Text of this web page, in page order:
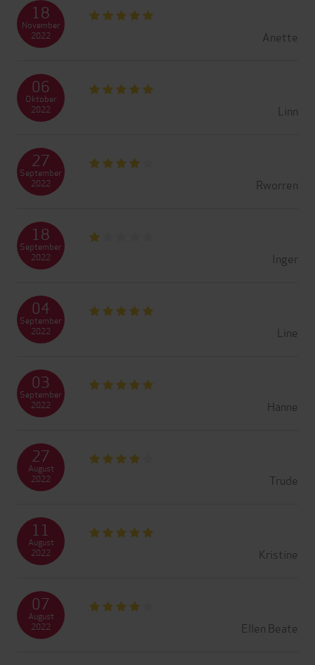
Anette
18
November
2022
Linn
06
Oktober
2022
Rworren
27
September
2022
Inger
18
September
2022
Line
04
September
2022
Hanne
03
September
2022
Trude
27
August
2022
Kristine
11
August
2022
Ellen Beate
07
August
2022